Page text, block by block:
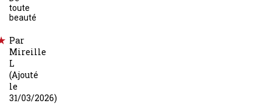
toute
beauté
Par
Mireille
L
(Ajouté
le
31/03/2026)